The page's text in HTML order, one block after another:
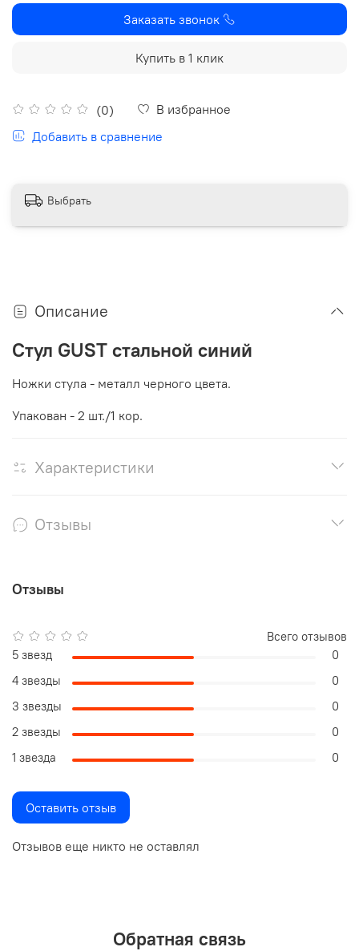
(0)
В избранное
Добавить в сравнение
Заказать звонок
Купить в 1 клик
Выбрать
Описание
Стул GUST стальной синий
Ножки стула - металл черного цвета.
Упакован - 2 шт./1 кор.
Характеристики
Отзывы
Отзывы
Отзывов еще никто не оставлял
Всего отзывов
5 звезд
0
4 звезды
0
3 звезды
0
2 звезды
0
1 звезда
0
Оставить отзыв
Обратная связь